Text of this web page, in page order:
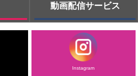
動画配信サービス
Instagram